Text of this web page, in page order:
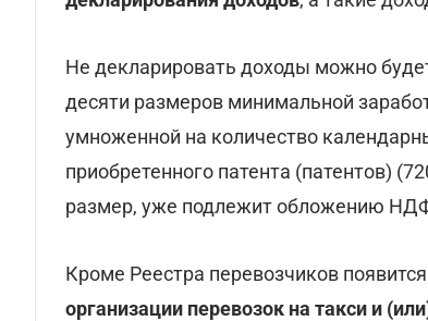
Не декларировать доходы можно
десяти размеров минимальной
умноженной на количество
приобретенного патента (патентов)
размер, уже подлежит обложению
Кроме Реестра перевозчиков
организации перевозок на такси и